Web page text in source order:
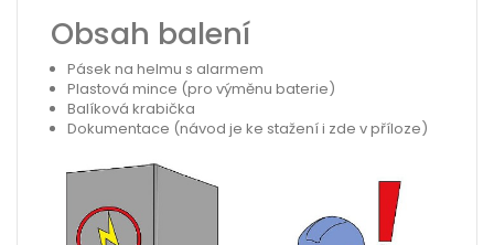
Obsah balení
Pásek na helmu s alarmem
Plastová mince (pro výměnu baterie)
Balíková krabička
Dokumentace (návod je ke stažení i zde v příloze)